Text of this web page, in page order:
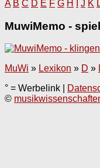
A B C D E F G H J K
MuwiMemo -
MuWi » Lexikon » D »
° = Werbelink |
©